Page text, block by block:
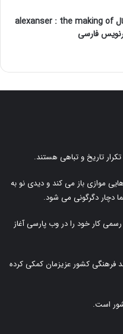
نقد و بررسی سریال alexanser : the making of
تاریخ و تباهی هستند.
موازی باز می کند و دیدی نو به
دچار دگرگونی می شود.
کار خود را در وب پارسی آغاز
فرهنگی کشور عزیزمان کمکی کرده
است.